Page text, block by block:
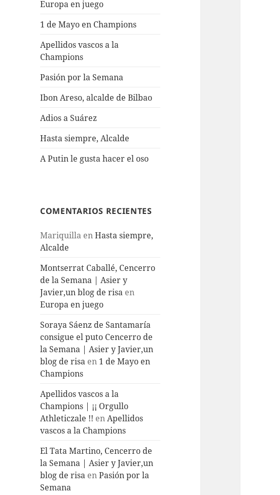
Europa en juego
1 de Mayo en Champions
Apellidos vascos a la
Champions
Pasión por la Semana
Ibon Areso, alcalde de Bilbao
Adios a Suárez
Hasta siempre, Alcalde
A Putin le gusta hacer el oso
COMENTARIOS RECIENTES
Mariquilla enHasta siempre,
Alcalde
Montserrat Caballé, Cencerro
de la Semana | Asier y
Javier,un blog de risa en
Europa en juego
Soraya Sáenz de Santamaría
consigue el puto Cencerro de
la Semana | Asier y Javier,un
blog de risa en 1 de Mayo en
Champions
Apellidos vascos a la
Champions | ¡¡ Orgullo
Athleticzale !! enApellidos
vascos a la Champions
El Tata Martino, Cencerro de
la Semana | Asier y Javier,un
blog de risa enPasión por la
Semana